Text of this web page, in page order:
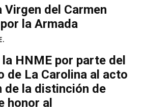
Virgen del Carmen
la Armada
HNME por parte del
de La Carolina al acto
de la distinción de
honor al